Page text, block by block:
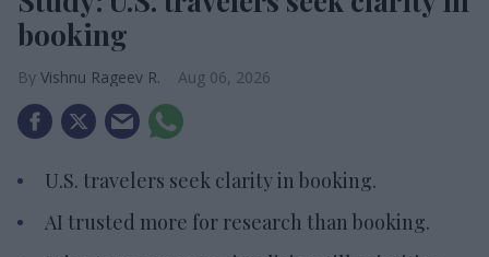
booking
Vishnu Rageev R. Aug 06, 2026
U.S. travelers seek clarity in booking.
AI trusted more for research than booking.